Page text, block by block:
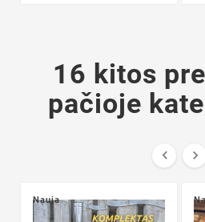
16 kitos
pačioje
 
Nauja